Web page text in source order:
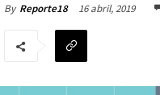
By Reporte18 16 abril, 2019